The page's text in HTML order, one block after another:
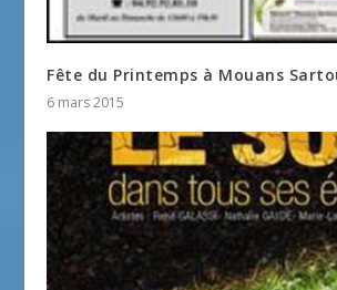
Fête du Printemps à Mouans
6 mars 2015